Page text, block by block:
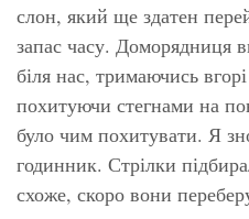
слон, який ще здатен
запас часу. Доморядниця
біля нас, тримаючись
похитуючи стегнами на
було чим похитувати. Я
годинник. Стрілки
схоже, скоро вони